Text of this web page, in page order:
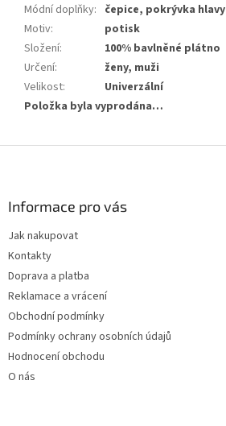
Módní doplňky: čepice, pokrývka hlavy
Motiv:
potisk
Složení:
100% bavlněné plátno
Určení:
ženy, muži
Velikost:
Univerzální
Položka byla vyprodána…
Informace pro vás
Jak nakupovat
Kontakty
Doprava a platba
Reklamace a vrácení
Obchodní podmínky
Podmínky ochrany osobních údajů
Hodnocení obchodu
O nás